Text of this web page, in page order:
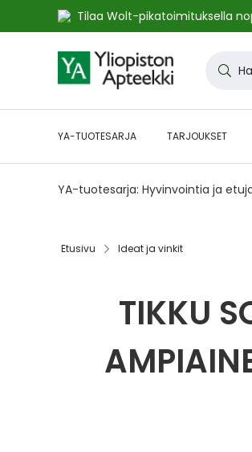
Tilaa Wolt-pikatoimituksella
to
Content
YA-TUOTESARJA TARJOUKSET
YA-tuotesarja: Hyvinvointia ja
Etusivu Ideat ja vinkit
TIKKU